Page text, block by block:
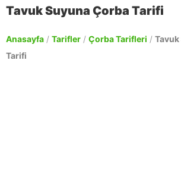
Tavuk Suyuna Çorba Tarifi
Anasayfa / Tarifler / Çorba Tarifleri /
Tarifi